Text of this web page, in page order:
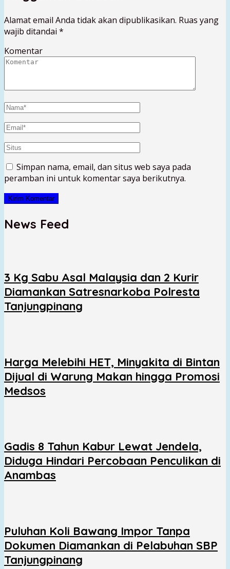
Alamat email Anda tidak akan dipublikasikan. Ruas yang
wajib ditandai *
Komentar
Simpan nama, email, dan situs web saya pada
peramban ini untuk komentar saya berikutnya.
News Feed
3 Kg Sabu Asal Malaysia dan 2 Kurir
Diamankan Satresnarkoba Polresta
Tanjungpinang
Harga Melebihi HET, Minyakita di Bintan
Dijual di Warung Makan hingga Promosi
Medsos
Gadis 8 Tahun Kabur Lewat Jendela,
Diduga Hindari Percobaan Penculikan di
Anambas
Puluhan Koli Bawang Impor Tanpa
Dokumen Diamankan di Pelabuhan SBP
Tanjungpinang